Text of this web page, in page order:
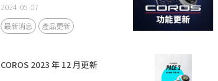
2024-05-07
最新消息 產品更新
COROS 2023 年 12 月更新